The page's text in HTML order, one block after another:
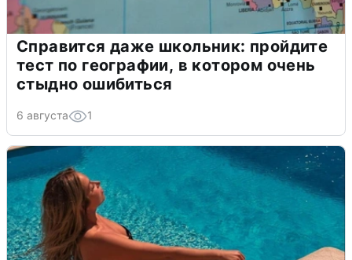
Справится даже школьник: пройдите
тест по географии, в котором очень
стыдно ошибиться
6 августа 1